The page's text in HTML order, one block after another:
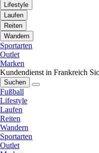
Lifestyle
Laufen
Reiten
Wandern
Sportarten
Outlet
Marken
Kundendienst in Frankreich
Suchen
Fußball
Lifestyle
Laufen
Reiten
Wandern
Sportarten
Outlet